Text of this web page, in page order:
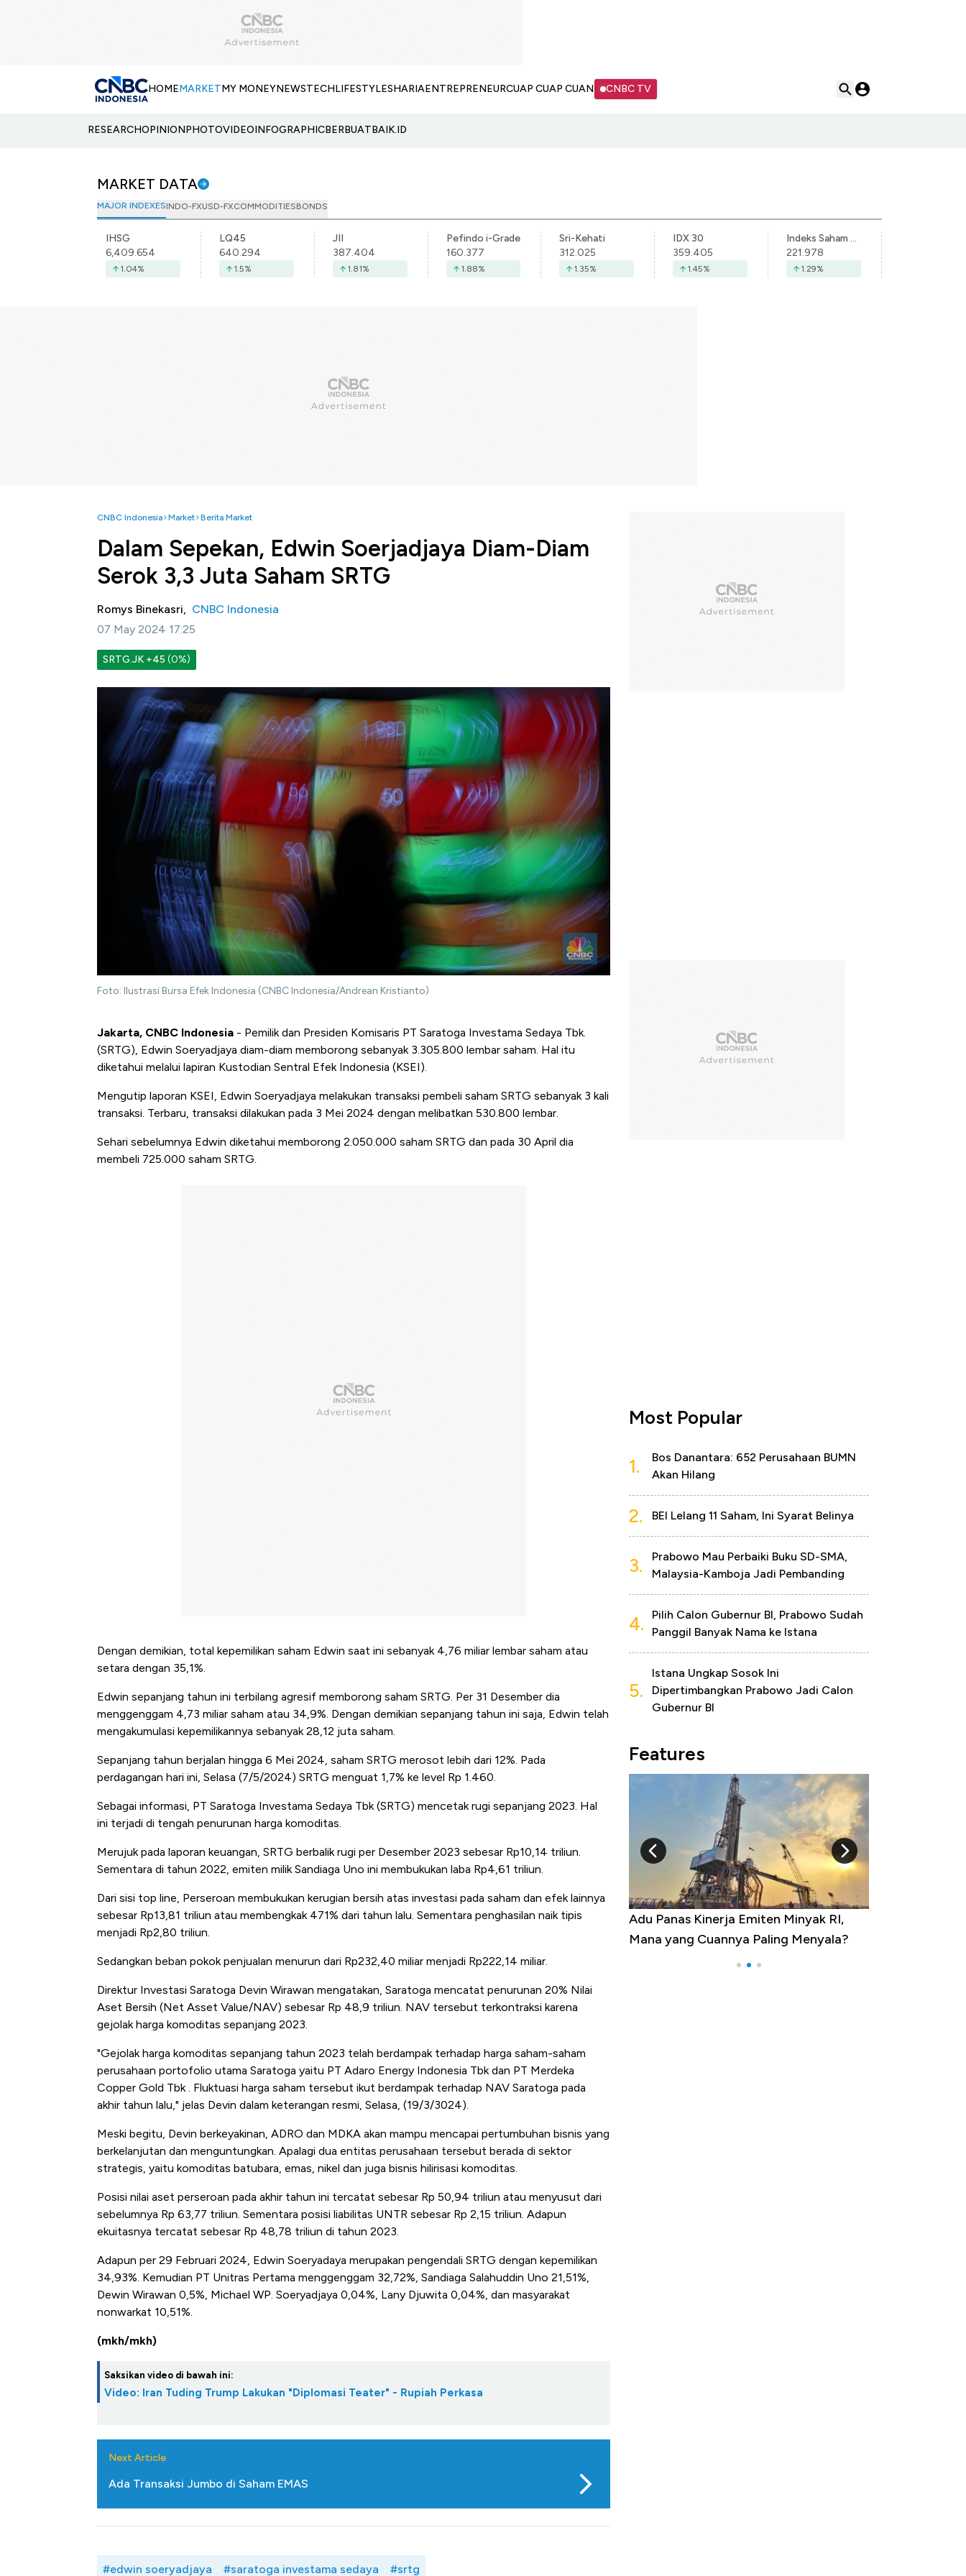
HOMEMARKETMY MONEYNEWSTECHLIFESTYLESHARIAENTREPRENEURCUAP CUAP CUAN CNBC TV
RESEARCHOPINIONPHOTOVIDEOINFOGRAPHICBERBUATBAIK.ID
MARKET DATA
MAJOR INDEXESINDO-FXUSD-FXCOMMODITIESBONDS
IHSG
6,409.654
1.04%
LQ45
640.294
1.5%
JII
387.404
1.81%
Pefindo i-Grade
160.377
1.88%
Sri-Kehati
312.025
1.35%
IDX 30
359.405
1.45%
Indeks Saham Syariah Indonesia
221.978
1.29%
CNBC Indonesia Market Berita Market
Dalam Sepekan, Edwin Soerjadjaya Diam-Diam
Serok 3,3 Juta Saham SRTG
Romys Binekasri, CNBC Indonesia
07 May 2024 17:25
SRTG.JK +45 (0%)
Foto: Ilustrasi Bursa Efek Indonesia (CNBC Indonesia/Andrean Kristianto)
Jakarta, CNBC Indonesia - Pemilik dan Presiden Komisaris PT Saratoga Investama Sedaya Tbk.
(SRTG), Edwin Soeryadjaya diam-diam memborong sebanyak 3.305.800 lembar saham. Hal itu
diketahui melalui lapiran Kustodian Sentral Efek Indonesia (KSEI).
Mengutip laporan KSEI, Edwin Soeryadjaya melakukan transaksi pembeli saham SRTG sebanyak 3 kali
transaksi. Terbaru, transaksi dilakukan pada 3 Mei 2024 dengan melibatkan 530.800 lembar.
Sehari sebelumnya Edwin diketahui memborong 2.050.000 saham SRTG dan pada 30 April dia
membeli 725.000 saham SRTG.
Dengan demikian, total kepemilikan saham Edwin saat ini sebanyak 4,76 miliar lembar saham atau
setara dengan 35,1%.
Edwin sepanjang tahun ini terbilang agresif memborong saham SRTG. Per 31 Desember dia
menggenggam 4,73 miliar saham atau 34,9%. Dengan demikian sepanjang tahun ini saja, Edwin telah
mengakumulasi kepemilikannya sebanyak 28,12 juta saham.
Sepanjang tahun berjalan hingga 6 Mei 2024, saham SRTG merosot lebih dari 12%. Pada
perdagangan hari ini, Selasa (7/5/2024) SRTG menguat 1,7% ke level Rp 1.460.
Sebagai informasi, PT Saratoga Investama Sedaya Tbk (SRTG) mencetak rugi sepanjang 2023. Hal
ini terjadi di tengah penurunan harga komoditas.
Merujuk pada laporan keuangan, SRTG berbalik rugi per Desember 2023 sebesar Rp10,14 triliun.
Sementara di tahun 2022, emiten milik Sandiaga Uno ini membukukan laba Rp4,61 triliun.
Dari sisi top line, Perseroan membukukan kerugian bersih atas investasi pada saham dan efek lainnya
sebesar Rp13,81 triliun atau membengkak 471% dari tahun lalu. Sementara penghasilan naik tipis
menjadi Rp2,80 triliun.
Sedangkan beban pokok penjualan menurun dari Rp232,40 miliar menjadi Rp222,14 miliar.
Direktur Investasi Saratoga Devin Wirawan mengatakan, Saratoga mencatat penurunan 20% Nilai
Aset Bersih (Net Asset Value/NAV) sebesar Rp 48,9 triliun. NAV tersebut terkontraksi karena
gejolak harga komoditas sepanjang 2023.
"Gejolak harga komoditas sepanjang tahun 2023 telah berdampak terhadap harga saham-saham
perusahaan portofolio utama Saratoga yaitu PT Adaro Energy Indonesia Tbk dan PT Merdeka
Copper Gold Tbk . Fluktuasi harga saham tersebut ikut berdampak terhadap NAV Saratoga pada
akhir tahun lalu," jelas Devin dalam keterangan resmi, Selasa, (19/3/3024).
Meski begitu, Devin berkeyakinan, ADRO dan MDKA akan mampu mencapai pertumbuhan bisnis yang
berkelanjutan dan menguntungkan. Apalagi dua entitas perusahaan tersebut berada di sektor
strategis, yaitu komoditas batubara, emas, nikel dan juga bisnis hilirisasi komoditas.
Posisi nilai aset perseroan pada akhir tahun ini tercatat sebesar Rp 50,94 triliun atau menyusut dari
sebelumnya Rp 63,77 triliun. Sementara posisi liabilitas UNTR sebesar Rp 2,15 triliun. Adapun
ekuitasnya tercatat sebesar Rp 48,78 triliun di tahun 2023.
Adapun per 29 Februari 2024, Edwin Soeryadaya merupakan pengendali SRTG dengan kepemilikan
34,93%. Kemudian PT Unitras Pertama menggenggam 32,72%, Sandiaga Salahuddin Uno 21,51%,
Dewin Wirawan 0,5%, Michael WP. Soeryadjaya 0,04%, Lany Djuwita 0,04%, dan masyarakat
nonwarkat 10,51%.
(mkh/mkh)
Saksikan video di bawah ini:
Video: Iran Tuding Trump Lakukan "Diplomasi Teater" - Rupiah Perkasa
Next Article
Ada Transaksi Jumbo di Saham EMAS
#edwin soeryadjaya #saratoga investama sedaya #srtg
Most Popular
1.
Bos Danantara: 652 Perusahaan BUMN
Akan Hilang
2. BEI Lelang 11 Saham, Ini Syarat Belinya
3.
Prabowo Mau Perbaiki Buku SD-SMA,
Malaysia-Kamboja Jadi Pembanding
4.
Pilih Calon Gubernur BI, Prabowo Sudah
Panggil Banyak Nama ke Istana
5.
Istana Ungkap Sosok Ini
Dipertimbangkan Prabowo Jadi Calon
Gubernur BI
Features
Kongo Tutup Keran Ekspor, Harga
Adu Panas Kinerja Emiten Minyak RI,
Mana yang Cuannya Paling Menyala?